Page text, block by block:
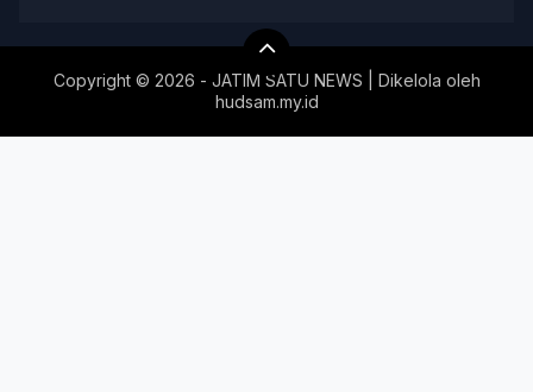
Copyright © 2026 - JATIM SATU NEWS | Dikelola oleh
hudsam.my.id